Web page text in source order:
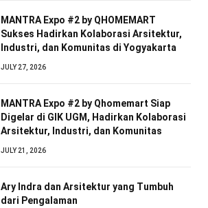
MANTRA Expo #2 by QHOMEMART
Sukses Hadirkan Kolaborasi Arsitektur,
Industri, dan Komunitas di Yogyakarta
JULY 27, 2026
MANTRA Expo #2 by Qhomemart Siap
Digelar di GIK UGM, Hadirkan Kolaborasi
Arsitektur, Industri, dan Komunitas
JULY 21, 2026
Ary Indra dan Arsitektur yang Tumbuh
dari Pengalaman